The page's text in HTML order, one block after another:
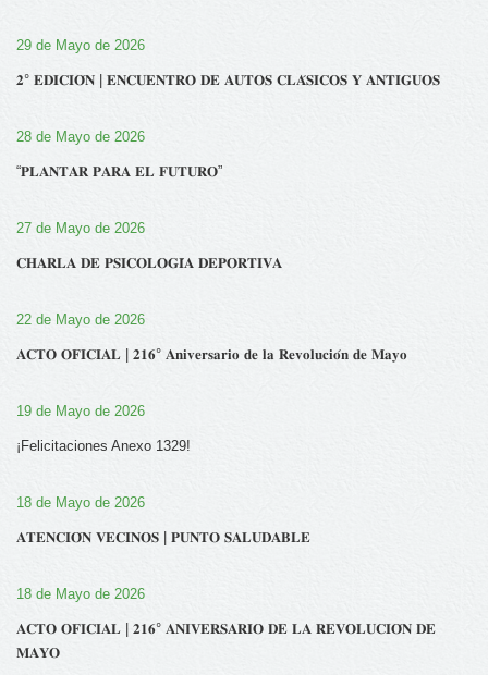
29 de Mayo de 2026
𝟐° 𝐄𝐃𝐈𝐂𝐈𝐎́𝐍 | 𝐄𝐍𝐂𝐔𝐄𝐍𝐓𝐑𝐎 𝐃𝐄 𝐀𝐔𝐓𝐎𝐒 𝐂𝐋𝐀́𝐒𝐈𝐂𝐎𝐒 𝐘 𝐀𝐍𝐓𝐈𝐆𝐔𝐎𝐒
28 de Mayo de 2026
“𝐏𝐋𝐀𝐍𝐓𝐀𝐑 𝐏𝐀𝐑𝐀 𝐄𝐋 𝐅𝐔𝐓𝐔𝐑𝐎”
27 de Mayo de 2026
𝐂𝐇𝐀𝐑𝐋𝐀 𝐃𝐄 𝐏𝐒𝐈𝐂𝐎𝐋𝐎𝐆𝐈́𝐀 𝐃𝐄𝐏𝐎𝐑𝐓𝐈𝐕𝐀
22 de Mayo de 2026
𝐀𝐂𝐓𝐎 𝐎𝐅𝐈𝐂𝐈𝐀𝐋 | 𝟐𝟏𝟔° 𝐀𝐧𝐢𝐯𝐞𝐫𝐬𝐚𝐫𝐢𝐨 𝐝𝐞 𝐥𝐚 𝐑𝐞𝐯𝐨𝐥𝐮𝐜𝐢𝐨́𝐧 𝐝𝐞 𝐌𝐚𝐲𝐨
19 de Mayo de 2026
¡Felicitaciones Anexo 1329!
18 de Mayo de 2026
𝐀𝐓𝐄𝐍𝐂𝐈𝐎́𝐍 𝐕𝐄𝐂𝐈𝐍𝐎𝐒 | 𝐏𝐔𝐍𝐓𝐎 𝐒𝐀𝐋𝐔𝐃𝐀𝐁𝐋𝐄
18 de Mayo de 2026
𝐀𝐂𝐓𝐎 𝐎𝐅𝐈𝐂𝐈𝐀𝐋 | 𝟐𝟏𝟔° 𝐀𝐍𝐈𝐕𝐄𝐑𝐒𝐀𝐑𝐈𝐎 𝐃𝐄 𝐋𝐀 𝐑𝐄𝐕𝐎𝐋𝐔𝐂𝐈𝐎́𝐍 𝐃𝐄
𝐌𝐀𝐘𝐎